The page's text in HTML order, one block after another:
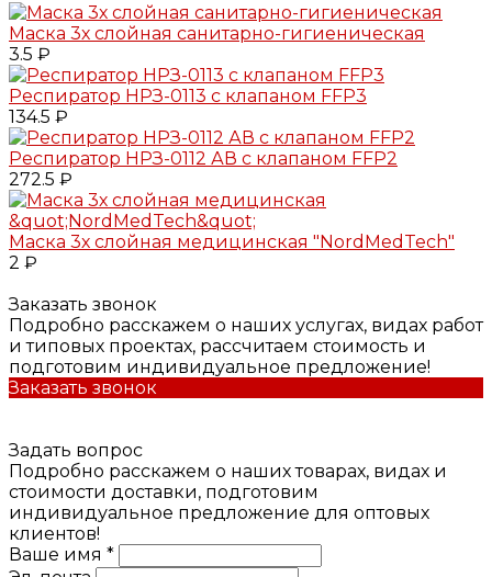
Маска 3х слойная санитарно-гигиеническая
3.5 ₽
Респиратор НРЗ-0113 с клапаном FFP3
134.5 ₽
Респиратор НРЗ-0112 АВ с клапаном FFP2
272.5 ₽
Маска 3х слойная медицинская "NordMedTech"
2 ₽
Заказать звонок
Подробно расскажем о наших услугах, видах работ
и типовых проектах, рассчитаем стоимость и
подготовим индивидуальное предложение!
Заказать звонок
Задать вопрос
Подробно расскажем о наших товарах, видах и
стоимости доставки, подготовим
индивидуальное предложение для оптовых
клиентов!
Ваше имя *